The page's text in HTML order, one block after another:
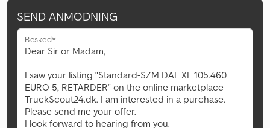
SEND ANMODNING
Besked*